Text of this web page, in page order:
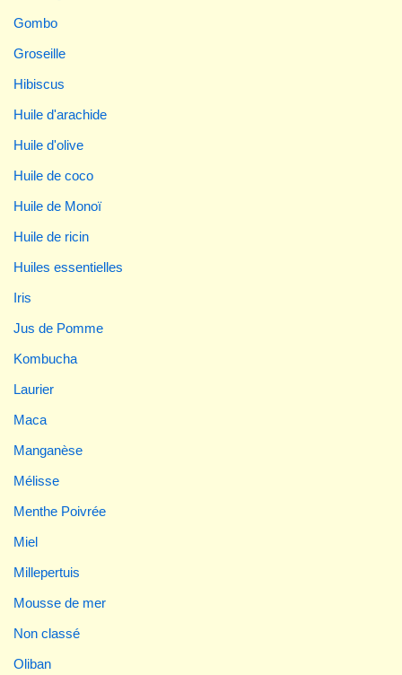
Gombo
Groseille
Hibiscus
Huile d'arachide
Huile d'olive
Huile de coco
Huile de Monoï
Huile de ricin
Huiles essentielles
Iris
Jus de Pomme
Kombucha
Laurier
Maca
Manganèse
Mélisse
Menthe Poivrée
Miel
Millepertuis
Mousse de mer
Non classé
Oliban